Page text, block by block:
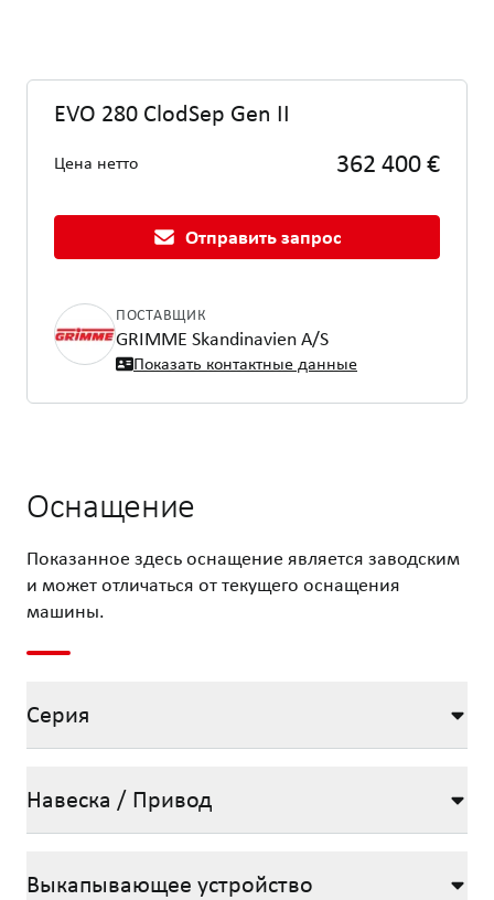
EVO 280 ClodSep Gen II
Цена нетто 362 400 €
Отправить запрос
ПОСТАВЩИК
GRIMME Skandinavien A/S
Показать контактные данные
Оснащение
Показанное здесь оснащение является заводским
и может отличаться от текущего оснащения
машины.
Серия
Навеска / Привод
Выкапывающее устройство